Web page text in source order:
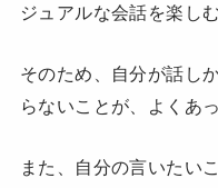
ジュアルな会話を楽し
そのため、自分が話し
らないことが、よくあ
また、自分の言いたい